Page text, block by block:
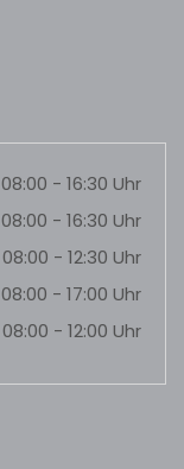
08:00 - 16:30 Uhr
08:00 - 16:30 Uhr
08:00 - 12:30 Uhr
08:00 - 17:00 Uhr
08:00 - 12:00 Uhr